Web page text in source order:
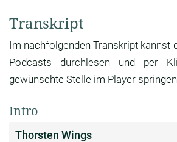
Transkript
Im nachfolgenden Transkript kannst
Podcasts durchlesen und per
gewünschte Stelle im Player
Intro
Thorsten Wings